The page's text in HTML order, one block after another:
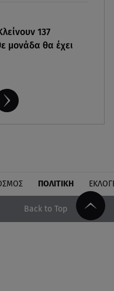
137
μονάδα θα έχει
ΠΟΛΙΤΙΚΗ
Back to Top